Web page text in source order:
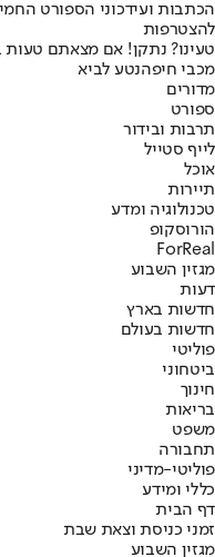
הכתבות ועידכוני הספורט
להצטרפות
טעינו? נתקן! אם מצאתם
מכבי חיפהנטע לביא
מדורים
ספורט
תרבות ובידור
לייף סטייל
אוכל
תיירות
טכנולוגיה ומדע
הורוסקופ
ForReal
מגזין השבוע
דעות
חדשות בארץ
חדשות בעולם
פוליטי
ביטחוני
חינוך
בריאות
משפט
תחבורה
פוליטי-מדיני
כללי ומידע
דף הבית
זמני כניסת וצאת שבת
מגזין השבוע